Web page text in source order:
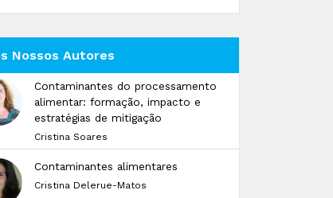
Nossos Autores
Contaminantes do processamento
alimentar: formação, impacto e
estratégias de mitigação
Cristina Soares
Contaminantes alimentares
Cristina Delerue-Matos